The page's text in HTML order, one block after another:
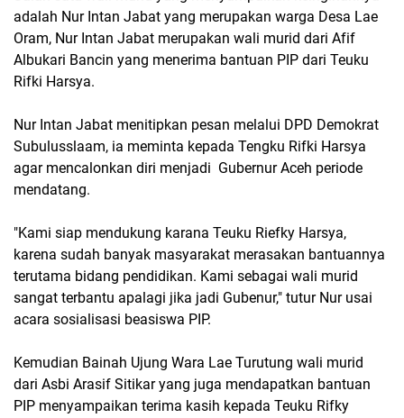
adalah Nur Intan Jabat yang merupakan warga Desa Lae
Oram, Nur Intan Jabat merupakan wali murid dari Afif
Albukari Bancin yang menerima bantuan PIP dari Teuku
Rifki Harsya.
Nur Intan Jabat menitipkan pesan melalui DPD Demokrat
Subulusslaam, ia meminta kepada Tengku Rifki Harsya
agar mencalonkan diri menjadi Gubernur Aceh periode
mendatang.
"Kami siap mendukung karana Teuku Riefky Harsya,
karena sudah banyak masyarakat merasakan bantuannya
terutama bidang pendidikan. Kami sebagai wali murid
sangat terbantu apalagi jika jadi Gubenur," tutur Nur usai
acara sosialisasi beasiswa PIP.
Kemudian Bainah Ujung Wara Lae Turutung wali murid
dari Asbi Arasif Sitikar yang juga mendapatkan bantuan
PIP menyampaikan terima kasih kepada Teuku Rifky